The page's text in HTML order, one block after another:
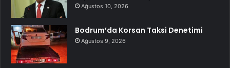
Ağustos 10, 2026
Bodrum’da Korsan Taksi Denetimi
Ağustos 9, 2026